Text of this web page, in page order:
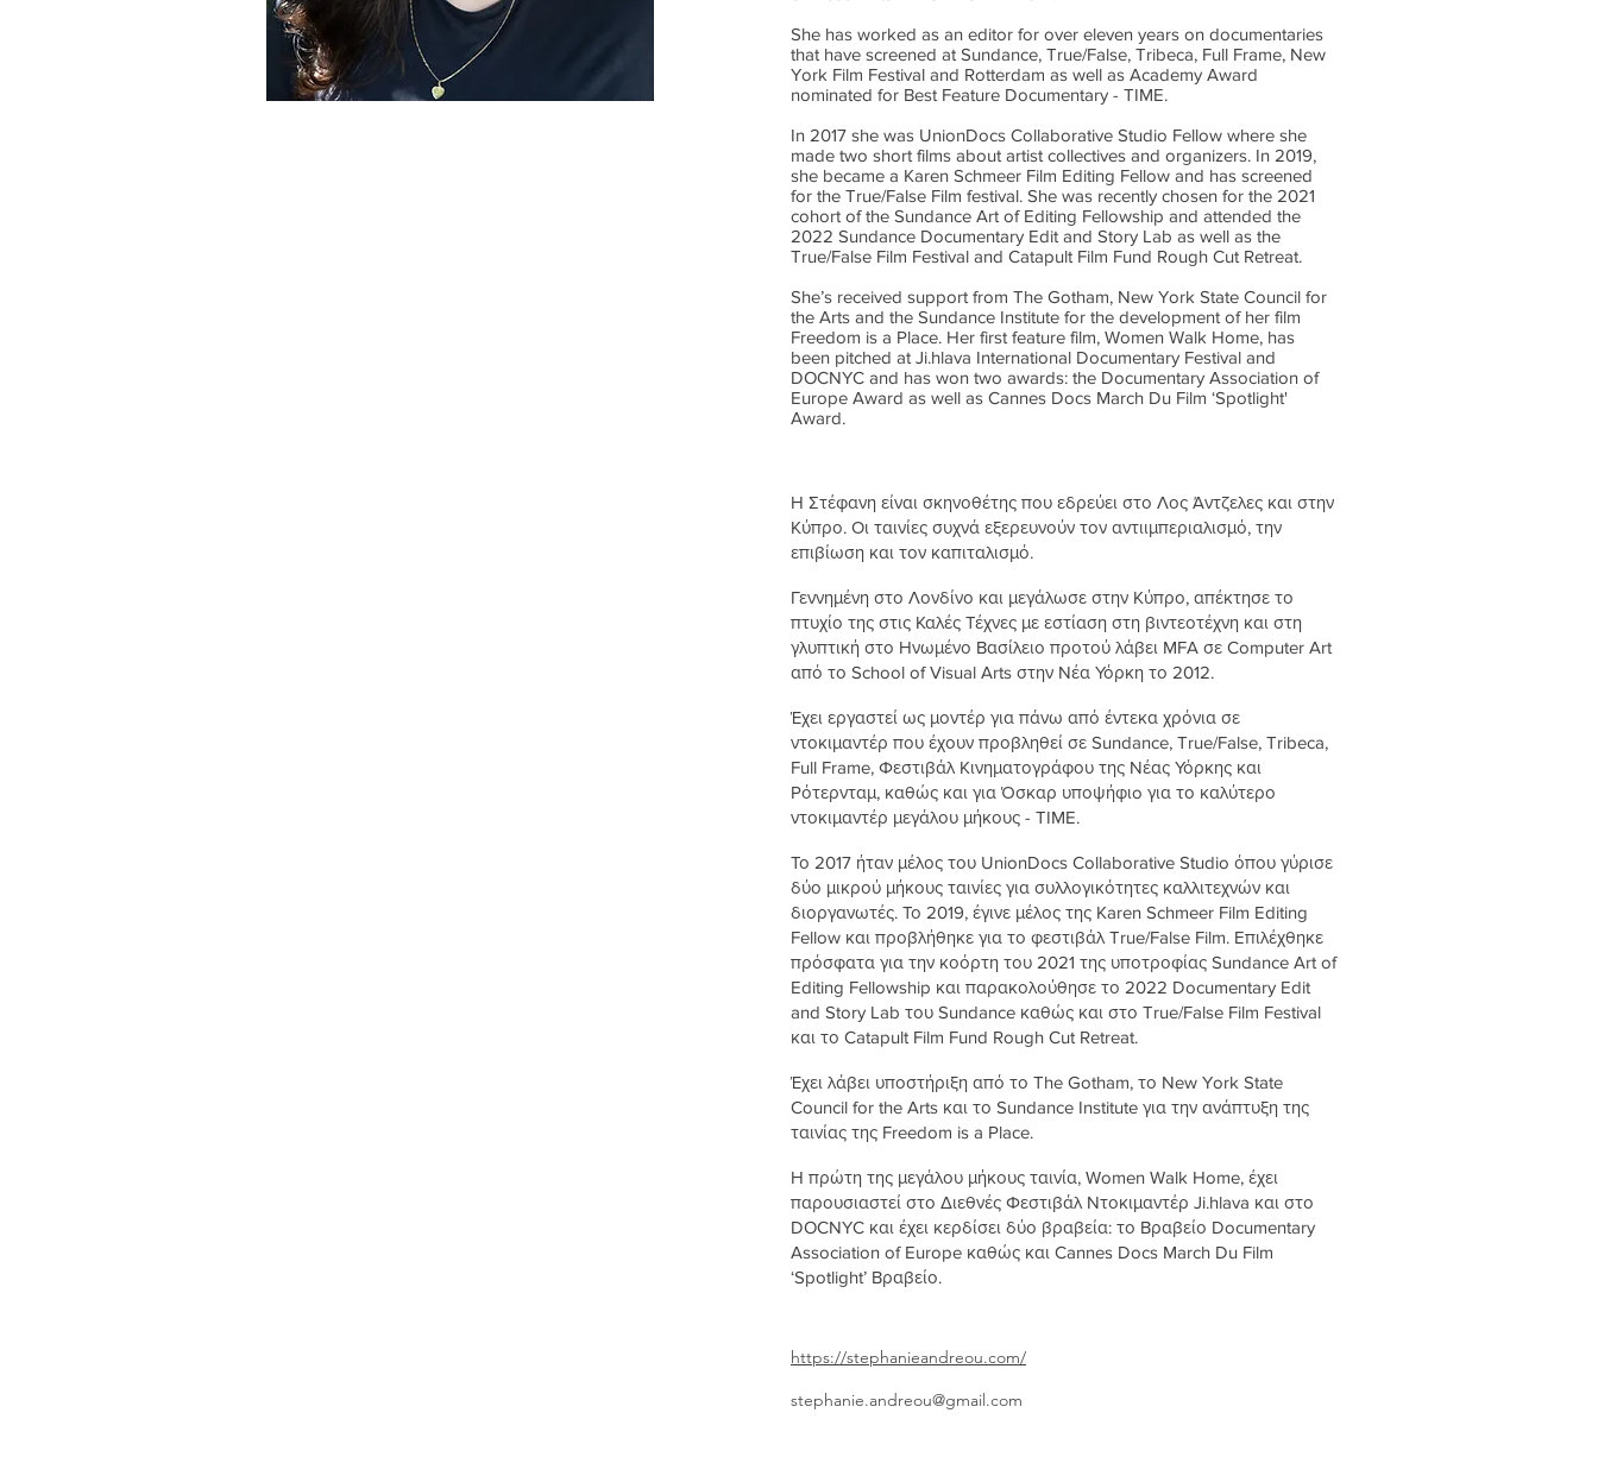
She has worked as an editor for over eleven years on documentaries
that have screened at Sundance, True/False, Tribeca, Full Frame, New
York Film Festival and Rotterdam as well as Academy Award
nominated for Best Feature Documentary - TIME.
In 2017 she was UnionDocs Collaborative Studio Fellow where she
made two short films about artist collectives and organizers. In 2019,
she became a Karen Schmeer Film Editing Fellow and has screened
for the True/False Film festival. She was recently chosen for the 2021
cohort of the Sundance Art of Editing Fellowship and attended the
2022 Sundance Documentary Edit and Story Lab as well as the
True/False Film Festival and Catapult Film Fund Rough Cut Retreat.
She’s received support from The Gotham, New York State Council for
the Arts and the Sundance Institute for the development of her film
Freedom is a Place. Her first feature film, Women Walk Home, has
been pitched at Ji.hlava International Documentary Festival and
DOCNYC and has won two awards: the Documentary Association of
Europe Award as well as Cannes Docs March Du Film ‘Spotlight'
Award.
Η Στέφανη είναι σκηνοθέτης που εδρεύει στο Λος Άντζελες και στην
Κύπρο. Οι ταινίες συχνά εξερευνούν τον αντιιμπεριαλισμό, την
επιβίωση και τον καπιταλισμό.
Γεννημένη στο Λονδίνο και μεγάλωσε στην Κύπρο, απέκτησε το
πτυχίο της στις Καλές Τέχνες με εστίαση στη βιντεοτέχνη και στη
γλυπτική στο Ηνωμένο Βασίλειο προτού λάβει MFA σε Computer Art
από το School of Visual Arts στην Νέα Υόρκη το 2012.
Έχει εργαστεί ως μοντέρ για πάνω από έντεκα χρόνια σε
ντοκιμαντέρ που έχουν προβληθεί σε Sundance, True/False, Tribeca,
Full Frame, Φεστιβάλ Κινηματογράφου της Νέας Υόρκης και
Ρότερνταμ, καθώς και για Όσκαρ υποψήφιo για το καλύτερο
ντοκιμαντέρ μεγάλου μήκους - TIME.
Το 2017 ήταν μέλος του UnionDocs Collaborative Studio όπου γύρισε
δύο μικρού μήκους ταινίες για συλλογικότητες καλλιτεχνών και
διοργανωτές. Το 2019, έγινε μέλος της Karen Schmeer Film Editing
Fellow και προβλήθηκε για το φεστιβάλ True/False Film. Επιλέχθηκε
πρόσφατα για την κοόρτη του 2021 της υποτροφίας Sundance Art of
Editing Fellowship και παρακολούθησε το 2022 Documentary Edit
and Story Lab του Sundance καθώς και στο True/False Film Festival
και το Catapult Film Fund Rough Cut Retreat.
Έχει λάβει υποστήριξη από το The Gotham, το New York State
Council for the Arts και το Sundance Institute για την ανάπτυξη της
ταινίας της Freedom is a Place.
Η πρώτη της μεγάλου μήκους ταινία, Women Walk Home, έχει
παρουσιαστεί στο Διεθνές Φεστιβάλ Ντοκιμαντέρ Ji.hlava και στο
DOCNYC και έχει κερδίσει δύο βραβεία: το Βραβείο Documentary
Association of Europe καθώς και Cannes Docs March Du Film
‘Spotlight’ Βραβείο.
https://stephanieandreou.com/
stephanie.andreou@gmail.com